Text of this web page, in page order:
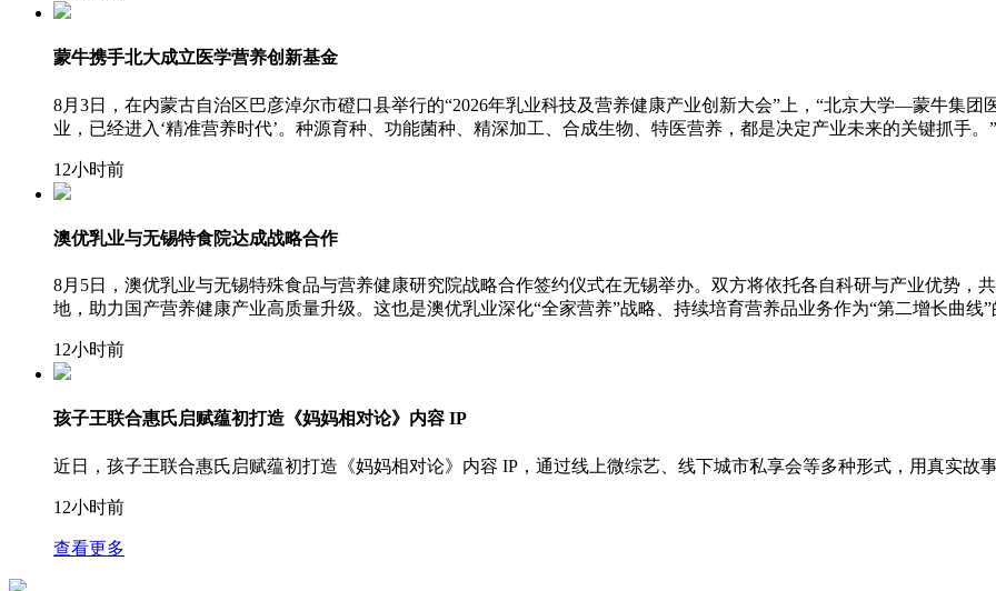
蒙牛携手北大成立医学营养创新基金
8月3日，在内蒙古自治区巴彦淖尔市磴口县举行的“2026年乳业科技及营养健康产业创新大会”上，“北京大学—蒙牛集
业，已经进入‘精准营养时代’。种源育种、功能菌种、精深加工、合成生物、特医营养，都是决定产业未来的关键抓手。”
12小时前
澳优乳业与无锡特食院达成战略合作
8月5日，澳优乳业与无锡特殊食品与营养健康研究院战略合作签约仪式在无锡举办。双方将依托各自科研与产业优势，
地，助力国产营养健康产业高质量升级。这也是澳优乳业深化“全家营养”战略、持续培育营养品业务作为“第二增长曲线”
12小时前
孩子王联合惠氏启赋蕴初打造《妈妈相对论》内容 IP
近日，孩子王联合惠氏启赋蕴初打造《妈妈相对论》内容 IP，通过线上微综艺、线下城市私享会等多种形式，用真实故
12小时前
查看更多